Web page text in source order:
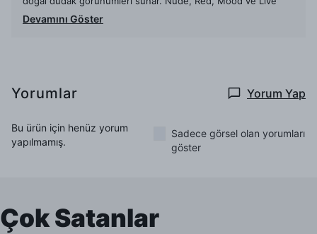
Devamını Göster
Yorumlar Yorum Yap
Bu ürün için henüz yorum
yapılmamış.
Sadece görsel olan yorumları
göster
Çok Satanlar